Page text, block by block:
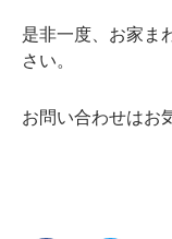
是非一度、お家ま
さい。
お問い合わせはお